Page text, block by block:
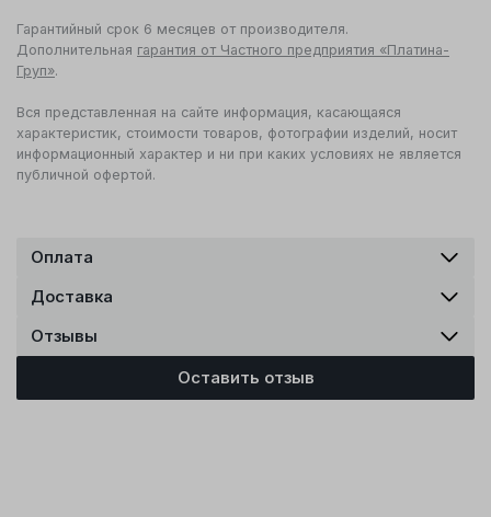
Гарантийный срок 6 месяцев от производителя.
Дополнительная гарантия от Частного предприятия «Платина-
Груп».
Вся представленная на сайте информация, касающаяся
характеристик, стоимости товаров, фотографии изделий, носит
информационный характер и ни при каких условиях не является
публичной офертой.
Оплата
Доставка
Отзывы
Оставить отзыв